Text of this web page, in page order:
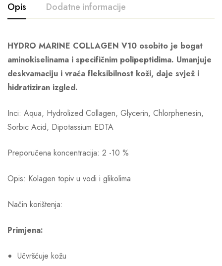
Opis Dodatne informacije
HYDRO MARINE COLLAGEN V10 osobito je bogat
aminokiselinama i specifičnim polipeptidima. Umanjuje
deskvamaciju i vraća fleksibilnost koži, daje svjež i
hidratiziran izgled.
Inci: Aqua, Hydrolized Collagen, Glycerin, Chlorphenesin,
Sorbic Acid, Dipotassium EDTA
Preporučena koncentracija: 2 -10 %
Opis: Kolagen topiv u vodi i glikolima
Način korištenja:
Primjena:
Učvršćuje kožu